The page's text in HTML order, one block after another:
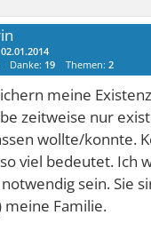
02.01.2014
Danke: 19 Themen:2
meine
zeitweise nur
wollte/konnte.
viel bedeutet. Ich
sein. Sie
Familie.